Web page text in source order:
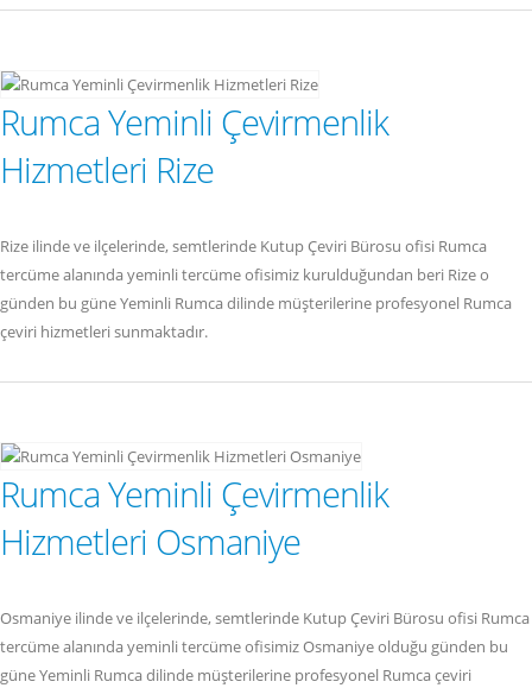
Rumca Yeminli Çevirmenlik
Hizmetleri Rize
Rize ilinde ve ilçelerinde, semtlerinde Kutup Çeviri Bürosu ofisi Rumca
tercüme alanında yeminli tercüme ofisimiz kurulduğundan beri Rize o
günden bu güne Yeminli Rumca dilinde müşterilerine profesyonel Rumca
çeviri hizmetleri sunmaktadır.
Rumca Yeminli Çevirmenlik
Hizmetleri Osmaniye
Osmaniye ilinde ve ilçelerinde, semtlerinde Kutup Çeviri Bürosu ofisi Rumca
tercüme alanında yeminli tercüme ofisimiz Osmaniye olduğu günden bu
güne Yeminli Rumca dilinde müşterilerine profesyonel Rumca çeviri